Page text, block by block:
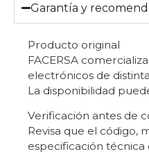
Garantía y
Producto original
FACERSA
electrónicos de
La disponibilidad
Verificación antes de
Revisa que el código,
especificación